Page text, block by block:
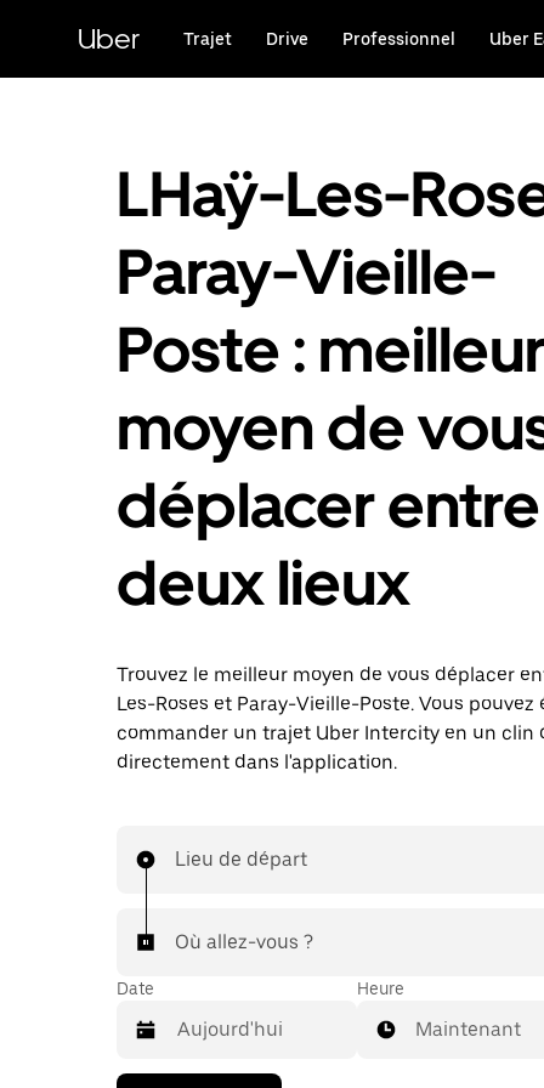
principal
Uber Trajet Drive Professionnel Uber
LHaÿ-Les-
Paray-Vieille-
Poste :
moyen de
déplacer
deux lieux
Trouvez le meilleur moyen de vous déplacer
Les-Roses et Paray-Vieille-Poste. Vous
commander un trajet Uber Intercity en un clin
directement dans l'application.
Lieu de départ
Où allez-vous ?
Date Heure
Maintenant